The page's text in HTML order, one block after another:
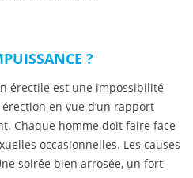
?
érectile est une impossibilité
en vue d’un rapport
Chaque homme doit faire face
occasionnelles. Les causes
soirée bien arrosée, un fort